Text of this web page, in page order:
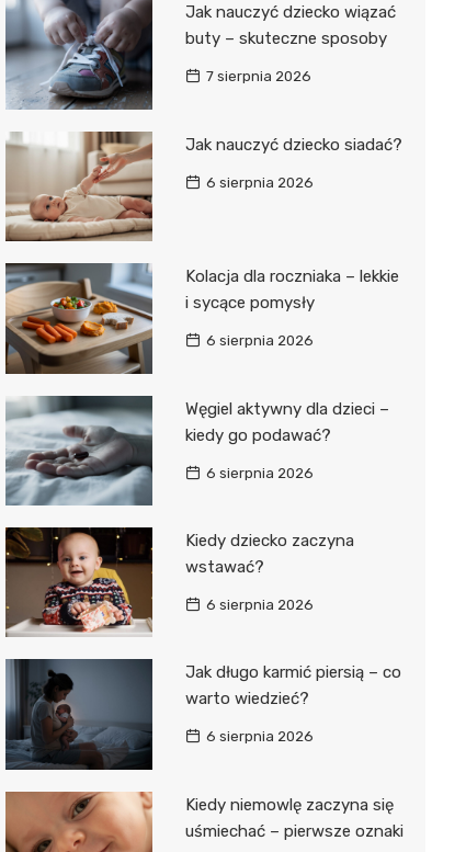
Jak nauczyć dziecko wiązać
buty – skuteczne sposoby
7 sierpnia 2026
Jak nauczyć dziecko siadać?
6 sierpnia 2026
Kolacja dla roczniaka – lekkie
i sycące pomysły
6 sierpnia 2026
Węgiel aktywny dla dzieci –
kiedy go podawać?
6 sierpnia 2026
Kiedy dziecko zaczyna
wstawać?
6 sierpnia 2026
Jak długo karmić piersią – co
warto wiedzieć?
6 sierpnia 2026
Kiedy niemowlę zaczyna się
uśmiechać – pierwsze oznaki